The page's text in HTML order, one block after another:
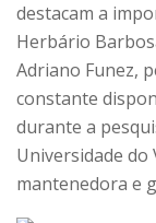
destacam a
Herbário
Adriano Funez,
constante
durante a
Universidade do
mantenedora e